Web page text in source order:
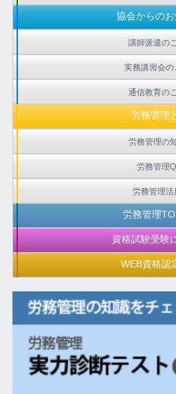
協会からの
講師派遣の
実務講習会の
通信教育の
労務管理
労務管理の
労務管理
労務管理活
労務管理
資格試験受験
WEB資格認